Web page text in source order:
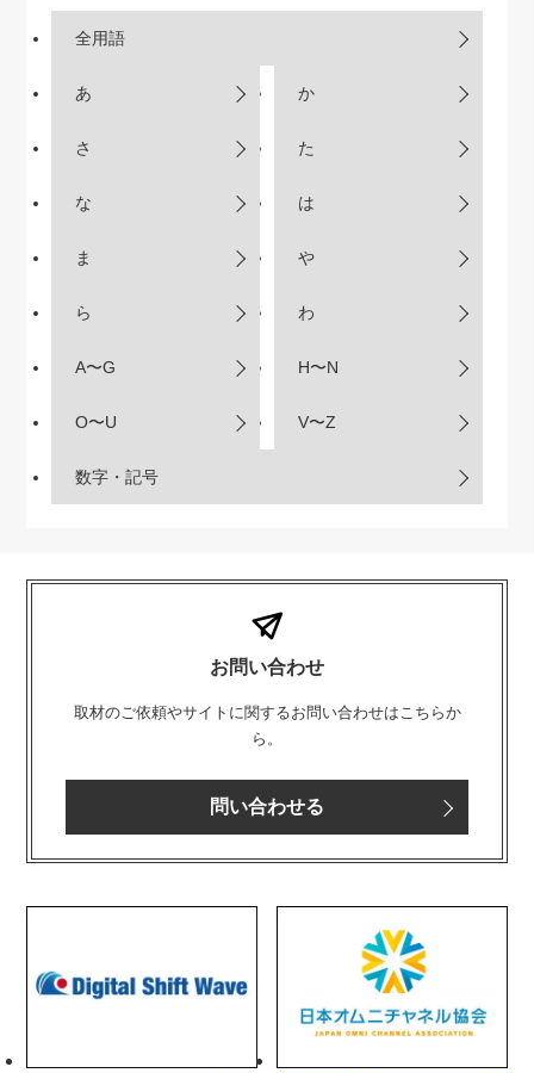
全用語
あ か
さ た
な は
ま や
ら わ
A〜G H〜N
O〜U V〜Z
数字・記号
お問い合わせ
取材のご依頼やサイトに関するお問い合わせはこちらか
ら。
問い合わせる